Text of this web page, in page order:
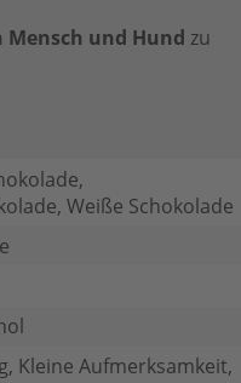
Mensch und Hund zu
Weiße Schokolade
Kleine Aufmerksamkeit,